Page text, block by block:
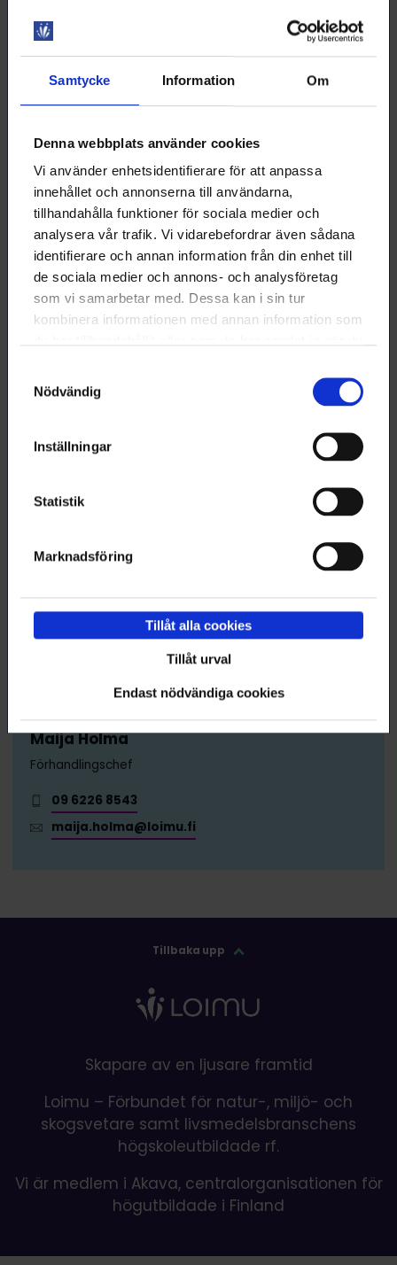
Samtycke Information Om
Denna webbplats använder cookies
Vi använder enhetsidentifierare för att anpassa
innehållet och annonserna till användarna,
tillhandahålla funktioner för sociala medier och
analysera vår trafik. Vi vidarebefordrar även sådana
identifierare och annan information från din enhet till
de sociala medier och annons- och analysföretag
som vi samarbetar med. Dessa kan i sin tur
kombinera informationen med annan information som
Nödvändig
Inställningar
Statistik
Marknadsföring
Tillåt alla cookies
Tillåt urval
Endast nödvändiga cookies
Allmänt kollektivavtal för universitet
Loimu har en utbildnings- och universitetspolitisk
förbundet i frågor som gäller utbildningspolitik och
intressebevakningen vid universiteten.
Vid Loimu sköts ärenden för medlemmar som
arbetar inom universitet av förhandlingschef Maija
Holma, maija.holma (at) loimu.fi, 09 62268 543.
Ofta ställda frågor om att arbeta vid
Total arbetstid
Autonomi gällande arbetstider
Semester
Tidsbundna anställningar
Lönesystem
Stipendieforskarens arbete i
Maija Holma
Förhandlingschef
09 6226 8543
maija.holma@loimu.fi
Tillbaka upp
Skapare av en ljusare framtid
Loimu – Förbundet för natur-, miljö- och
skogsvetare samt livsmedelsbranschens
högskoleutbildade rf.
Vi är medlem i Akava, centralorganisationen för
högutbildade i Finland